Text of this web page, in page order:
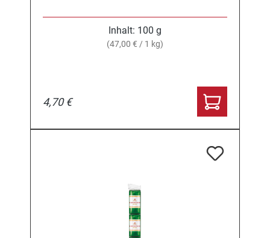
Inhalt: 100 g
(47,00 € / 1 kg)
4,70 €